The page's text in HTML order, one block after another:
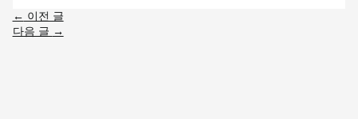
← 이전 글
다음 글 →